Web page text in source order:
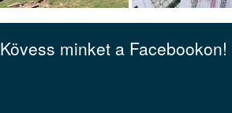
Kövess minket a Facebookon!